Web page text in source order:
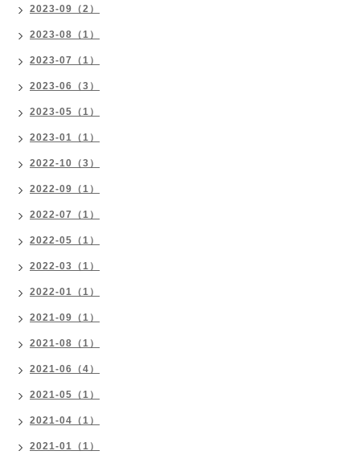
2023-09（2）
2023-08（1）
2023-07（1）
2023-06（3）
2023-05（1）
2023-01（1）
2022-10（3）
2022-09（1）
2022-07（1）
2022-05（1）
2022-03（1）
2022-01（1）
2021-09（1）
2021-08（1）
2021-06（4）
2021-05（1）
2021-04（1）
2021-01（1）